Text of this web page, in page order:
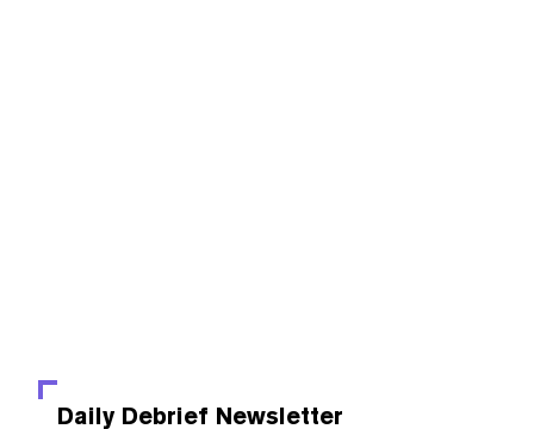
Daily Debrief Newsletter